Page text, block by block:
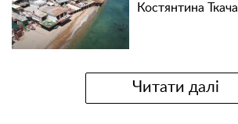
Костянтина Ткача
Читати далі